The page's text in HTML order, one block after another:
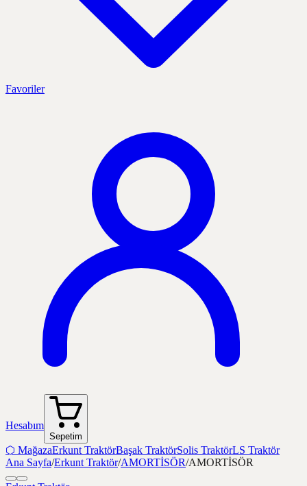
Favoriler
Hesabım
Sepetim
⬡ MağazaErkunt TraktörBaşak TraktörSolis TraktörLS Traktör
Ana Sayfa/Erkunt Traktör/AMORTİSÖR/AMORTİSÖR